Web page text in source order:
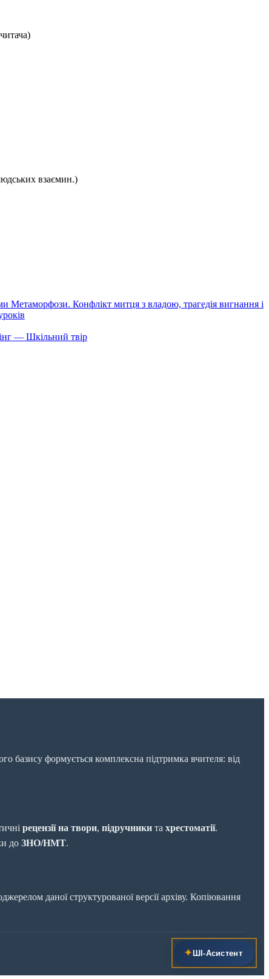
взаємин.)
Метаморфози. Конфлікт митця з владою, трагедія вигнання і
— Шкільний твір
базису формується комплексна підтримка вчителя: від
рецензії на твори, підручники та хрестоматії.
до ЗНО/НМТ.
даної структурованої версії архіву. Копіювання
✦ШІ‑Асистент